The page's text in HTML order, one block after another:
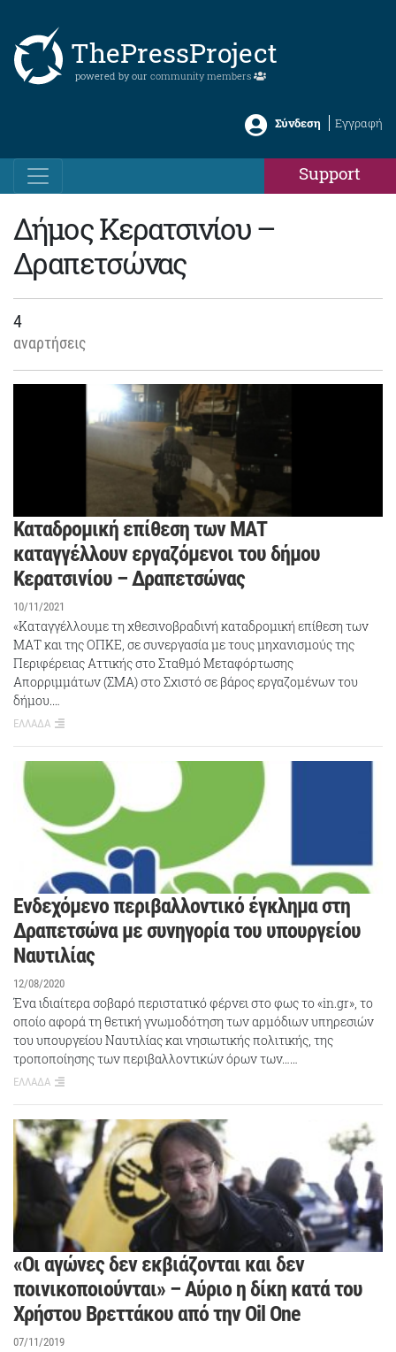
ThePressProject
powered by our community members
Σύνδεση Εγγραφή
Support
Δήμος Κερατσινίου –
Δραπετσώνας
4
αναρτήσεις
Καταδρομική επίθεση των ΜΑΤ
καταγγέλλουν εργαζόμενοι του δήμου
Κερατσινίου – Δραπετσώνας
10/11/2021
«Καταγγέλλουμε τη χθεσινοβραδινή καταδρομική επίθεση των
ΜΑΤ και της ΟΠΚΕ, σε συνεργασία με τους μηχανισμούς της
Περιφέρειας Αττικής στο Σταθμό Μεταφόρτωσης
Απορριμμάτων (ΣΜΑ) στο Σχιστό σε βάρος εργαζομένων του
δήμου.…
ΕΛΛΑΔΑ
Ενδεχόμενο περιβαλλοντικό έγκλημα στη
Δραπετσώνα με συνηγορία του υπουργείου
Ναυτιλίας
12/08/2020
Ένα ιδιαίτερα σοβαρό περιστατικό φέρνει στο φως το «in.gr», το
οποίο αφορά τη θετική γνωμοδότηση των αρμόδιων υπηρεσιών
του υπουργείου Ναυτιλίας και νησιωτικής πολιτικής, της
τροποποίησης των περιβαλλοντικών όρων των……
ΕΛΛΑΔΑ
«Οι αγώνες δεν εκβιάζονται και δεν
ποινικοποιούνται» – Αύριο η δίκη κατά του
Χρήστου Βρεττάκου από την Oil One
07/11/2019